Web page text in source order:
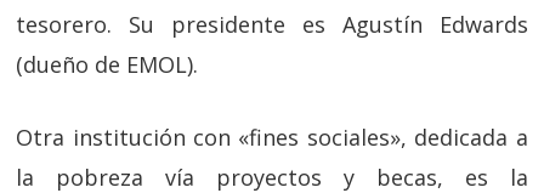
tesorero. Su presidente es Agustín Edwards
(dueño de EMOL).
Otra institución con «fines sociales», dedicada a
la pobreza vía proyectos y becas, es la